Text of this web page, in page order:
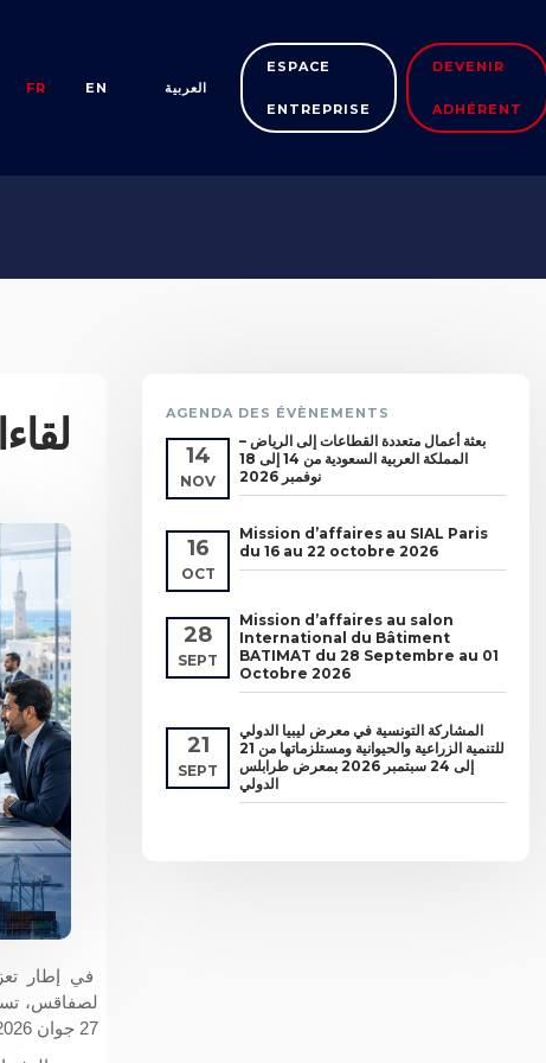
FR EN العربية
ESPACE
ENTREPRISE
DEVENIR
ADHÉRENT
في إطار
لصفاقس،
27 جوان 2026.
AGENDA DES ÉVÈNEMENTS
14
NOV
بعثة أعمال متعددة القطاعات إلى الرياض –
المملكة العربية السعودية من 14 إلى 18
نوفمبر 2026
16
OCT
Mission d’affaires au SIAL Paris
du 16 au 22 octobre 2026
28
SEPT
Mission d’affaires au salon
International du Bâtiment
BATIMAT du 28 Septembre au 01
Octobre 2026
21
SEPT
المشاركة التونسية في معرض ليبيا الدولي
للتنمية الزراعية والحيوانية ومستلزماتها من 21
إلى 24 سبتمبر 2026 بمعرض طرابلس
الدولي